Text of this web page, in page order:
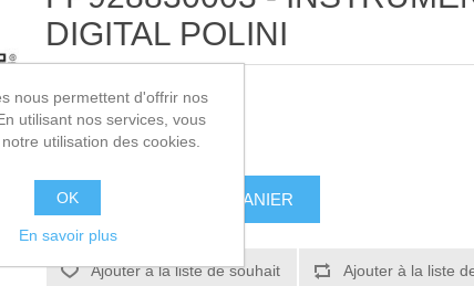
DIGITAL POLINI
SKU: FP928830003
170,00€ HT
AJOUTER AU PANIER
Ajouter à la liste de souhait Ajouter à la liste
nous permettent d'offrir nos
utilisant nos services, vous
utilisation des cookies.
OK
En savoir plus